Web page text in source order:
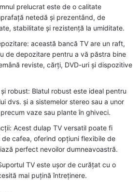
prelucrat este de o calitate
netedă și prezentând, de
stabilitate și rezistență la umiditate.
această bancă TV are un raft,
de depozitare pentru a vă păstra bine
reviste, cărți, DVD-uri și dispozitive
robust: Blatul robust este ideal pentru
dvs. și a sistemelor stereo sau a unor
vaze sau plante în ghiveci.
Acest dulap TV versatil poate fi
cafea, oferind opțiuni flexibile de
perfect nevoilor dumneavoastră.
TV este ușor de curățat cu o
mai puțină întreținere.